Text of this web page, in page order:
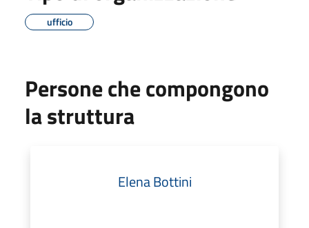
ufficio
Persone che compongono
la struttura
Elena Bottini